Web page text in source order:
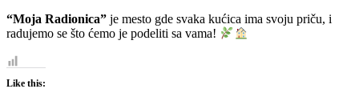
“Moja Radionica” je mesto gde svaka kućica ima svoju priču, i
radujemo se što ćemo je podeliti sa vama!
Like this: